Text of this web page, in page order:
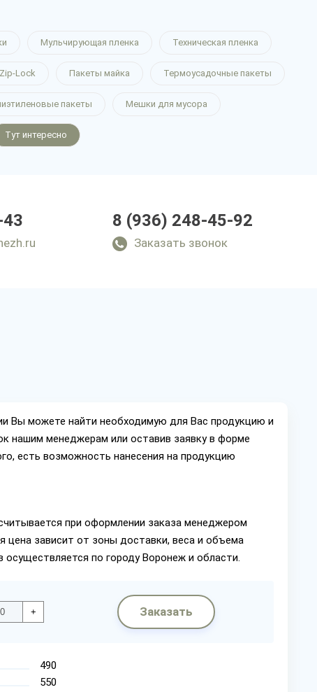
Мульчирующая пленка Техническая пленка
Lock Пакеты майка Термоусадочные пакеты
пакеты Мешки для мусора
Тут интересно
8 (936) 248-45-92
Заказать звонок
Вы можете найти необходимую для Вас продукцию и
нашим менеджерам или оставив заявку в форме
есть возможность нанесения на продукцию
при оформлении заказа менеджером
цена зависит от зоны доставки, веса и объема
осуществляется по городу Воронеж и области.
+ Заказать
490
550